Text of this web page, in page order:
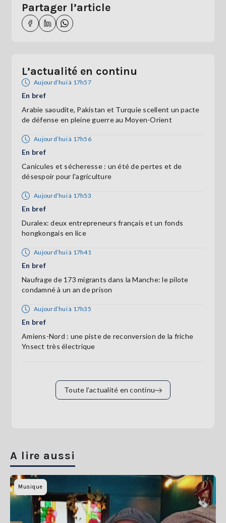
Partager l’article
L’actualité en continu
Aujourd’hui à 17h57
En bref
Arabie saoudite, Pakistan et Turquie scellent un pacte
de défense en pleine guerre au Moyen-Orient
Aujourd’hui à 17h56
En bref
Canicules et sécheresse : un été de pertes et de
désespoir pour l'agriculture
Aujourd’hui à 17h53
En bref
Duralex: deux entrepreneurs français et un fonds
hongkongais en lice
Aujourd’hui à 17h41
En bref
Naufrage de 173 migrants dans la Manche: le pilote
condamné à un an de prison
Aujourd’hui à 17h35
En bref
Amiens-Nord : une piste de reconversion de la friche
Ynsect très électrique
Toute l’actualité en continu
A lire aussi
Musique